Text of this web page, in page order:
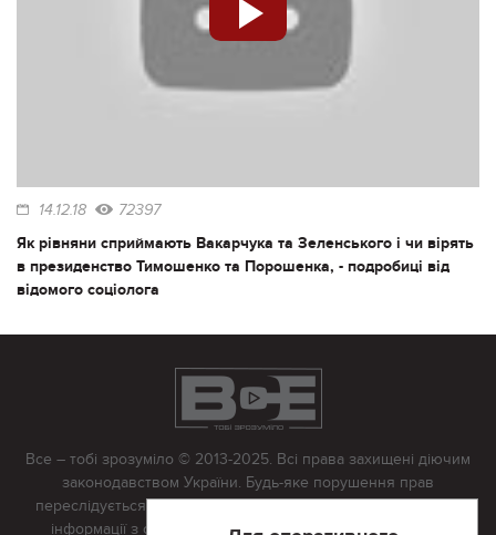
14.12.18 72397
Як рівняни сприймають Вакарчука та Зеленського і чи вірять
в президенство Тимошенко та Порошенка, - подробиці від
відомого соціолога
Все – тобі зрозуміло © 2013-2025. Всі права захищені діючим
законодавством України. Будь-яке порушення прав
переслідується в судовому порядку. Будь-яке відтворення
інформації з сайту тільки з письмово дозволу редакції.